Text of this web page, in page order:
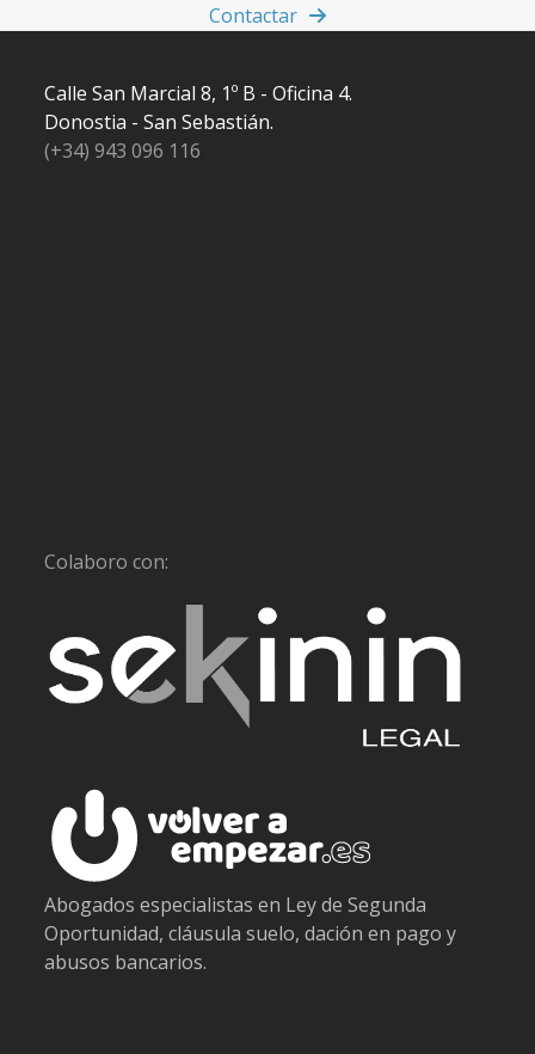
Contactar
Calle San Marcial 8, 1º B - Oficina 4.
Donostia - San Sebastián.
(+34) 943 096 116
Colaboro con:
Abogados especialistas en Ley de Segunda
Oportunidad, cláusula suelo, dación en pago y
abusos bancarios.